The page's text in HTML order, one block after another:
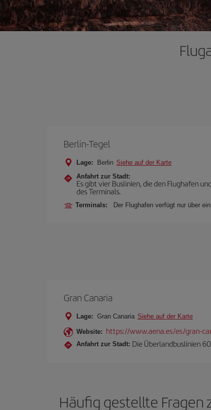
Berlin-Tegel
Lage: Berlin Siehe auf der Karte
Anfahrt zur Stadt:
Es gibt vier Buslinien, die den Flughafen
des Terminals.
Terminals: Der Flughafen verfügt nur über
Gran Canaria
Lage: Gran Canaria Siehe auf der Karte
Website: https://www.aena.es/es/gran-
Anfahrt zur Stadt: Die Überlandbuslinien
Häufig gestellte Fragen